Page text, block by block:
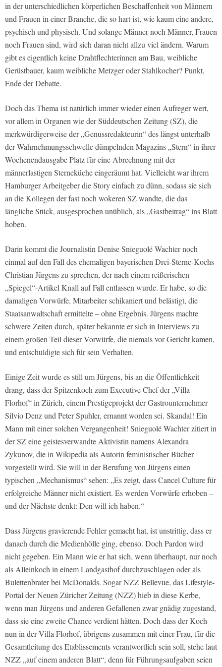
in der unterschiedlichen körperlichen Beschaffenheit von Männern
und Frauen in einer Branche, die so hart ist, wie kaum eine andere,
psychisch und physisch. Und solange Männer noch Männer, Frauen
noch Frauen sind, wird sich daran nicht allzu viel ändern. Warum
gibt es eigentlich keine Drahtflechterinnen am Bau, weibliche
Gerüstbauer, kaum weibliche Metzger oder Stahlkocher? Punkt,
Ende der Debatte.
Doch das Thema ist natürlich immer wieder einen Aufreger wert,
vor allem in Organen wie der Süddeutschen Zeitung (SZ), die
merkwürdigerweise der „Genussredakteurin“ des längst unterhalb
der Wahrnehmungsschwelle dümpelnden Magazins „Stern“ in ihrer
Wochenendausgabe Platz für eine Abrechnung mit der
männerlastigen Sterneküche eingeräumt hat. Vielleicht war ihrem
Hamburger Arbeitgeber die Story einfach zu dünn, sodass sie sich
an die Kollegen der fast noch wokeren SZ wandte, die das
längliche Stück, ausgesprochen unüblich, als „Gastbeitrag“ ins Blatt
hoben.
Darin kommt die Journalistin Denise Snieguolé Wachter noch
einmal auf den Fall des ehemaligen bayerischen Drei-Sterne-Kochs
Christian Jürgens zu sprechen, der nach einem reißerischen
„Spiegel“-Artikel Knall auf Fall entlassen wurde. Er habe, so die
damaligen Vorwürfe, Mitarbeiter schikaniert und belästigt, die
Staatsanwaltschaft ermittelte – ohne Ergebnis. Jürgens machte
schwere Zeiten durch, später bekannte er sich in Interviews zu
einem großen Teil dieser Vorwürfe, die niemals vor Gericht kamen,
und entschuldigte sich für sein Verhalten.
Einige Zeit wurde es still um Jürgens, bis an die Öffentlichkeit
drang, dass der Spitzenkoch zum Executive Chef der „Villa
Florhof“ in Zürich, einem Prestigeprojekt der Gastrounternehmer
Silvio Denz und Peter Spuhler, ernannt worden sei. Skandal! Ein
Mann mit einer solchen Vergangenheit! Snieguolé Wachter zitiert in
der SZ eine geistesverwandte Aktivistin namens Alexandra
Zykunov, die in Wikipedia als Autorin feministischer Bücher
vorgestellt wird. Sie will in der Berufung von Jürgens einen
typischen „Mechanismus“ sehen: „Es zeigt, dass Cancel Culture für
erfolgreiche Männer nicht existiert. Es werden Vorwürfe erhoben –
und der Nächste denkt: Den will ich haben.“
Dass Jürgens gravierende Fehler gemacht hat, ist unstrittig, dass er
danach durch die Medienhölle ging, ebenso. Doch Pardon wird
nicht gegeben. Ein Mann wie er hat sich, wenn überhaupt, nur noch
als Alleinkoch in einem Landgasthof durchzuschlagen oder als
Bulettenbrater bei McDonalds. Sogar NZZ Bellevue, das Lifestyle-
Portal der Neuen Züricher Zeitung (NZZ) hieb in diese Kerbe,
wenn man Jürgens und anderen Gefallenen zwar gnädig zugestand,
dass sie eine zweite Chance verdient hätten. Doch dass der Koch
nun in der Villa Florhof, übrigens zusammen mit einer Frau, für die
Gesamtleitung des Etablissements verantwortlich sein soll, stehe laut
NZZ „auf einem anderen Blatt“, denn für Führungsaufgaben seien